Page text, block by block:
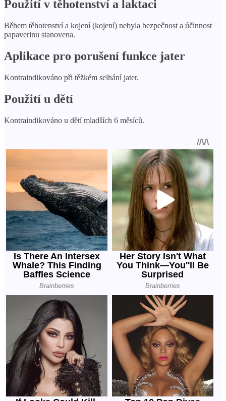
Použití v těhotenství a laktaci
Během těhotenství a kojení (kojení) nebyla bezpečnost a účinnost
papaverinu stanovena.
Aplikace pro porušení funkce jater
Kontraindikováno při těžkém selhání jater.
Použití u dětí
Kontraindikováno u dětí mladších 6 měsíců.